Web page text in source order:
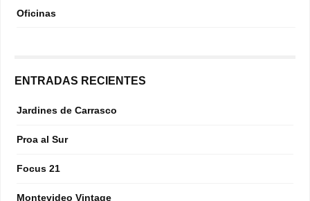
Oficinas
ENTRADAS RECIENTES
Jardines de Carrasco
Proa al Sur
Focus 21
Montevideo Vintage